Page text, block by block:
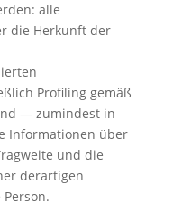
alle
die Herkunft der
Profiling gemäß
— zumindest in
Informationen über
und die
derartigen